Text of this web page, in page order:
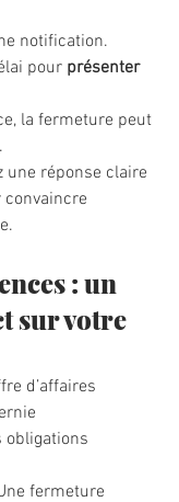
notification.
pour présenter
la fermeture peut
une réponse claire
: un
sur votre
d’affaires
obligations
fermeture